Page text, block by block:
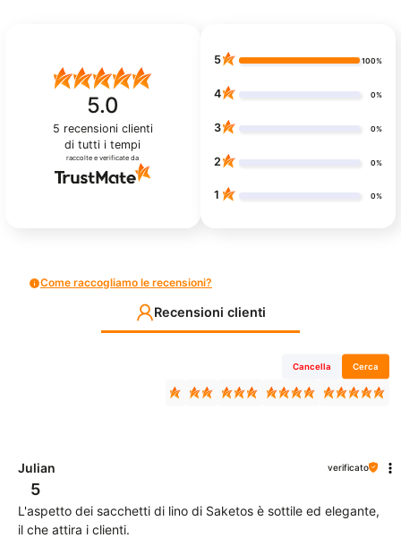
5.0
5 recensioni clienti
di tutti i tempi
raccolte e verificate da
5 100%
4 0%
3 0%
2 0%
1 0%
Come raccogliamo le recensioni?
Recensioni clienti
Cancella Cerca
Julian verificato
5
L'aspetto dei sacchetti di lino di Saketos è sottile ed elegante,
il che attira i clienti.